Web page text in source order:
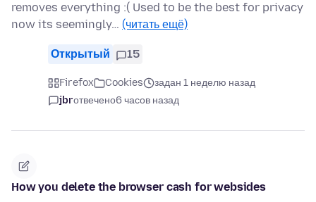
removes everything :( Used to be the best for privacy
now its seemingly… (читать ещё)
Открытый 15
Firefox Cookies
задан 1 неделю назад
jbrотвечено6 часов назад
How you delete the browser cash for websides